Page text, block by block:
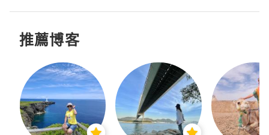
推薦博客